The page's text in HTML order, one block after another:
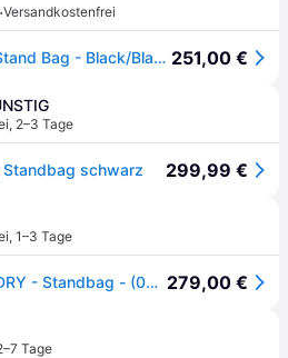
·Versandkostenfrei
Titleist Players 4 StaDry Stand Bag - Black/Black/Graphite 251,00 €
, 2–3 Tage
schwarz 299,99 €
, 1–3 Tage
Titleist PLAYERS S4 STADRY - Standbag - (002) Black/Black/Graphite 279,00 €
Tage